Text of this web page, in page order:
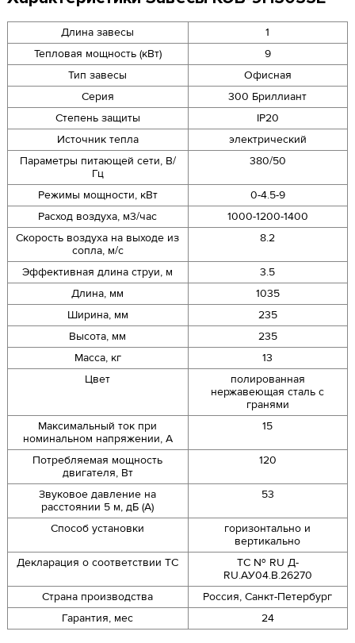
Длина завесы
1
Тепловая мощность (кВт)
9
Тип завесы
Офисная
Серия
300 Бриллиант
Степень защиты
IP20
Источник тепла
электрический
Параметры питающей сети, В/
Гц
380/50
Режимы мощности, кВт
0-4.5-9
Расход воздуха, м3/час
1000-1200-1400
Скорость воздуха на выходе из
сопла, м/с
8.2
Эффективная длина струи, м
3.5
Длина, мм
1035
Ширина, мм
235
Высота, мм
235
Масса, кг
13
Цвет
полированная
нержавеющая сталь с
гранями
Максимальный ток при
номинальном напряжении, A
15
Потребляемая мощность
двигателя, Вт
120
Звуковое давление на
расстоянии 5 м, дБ (A)
53
Способ установки
горизонтально и
вертикально
Декларация о соответствии ТС
ТС № RU Д-
RU.АУ04.B.26270
Страна производства
Россия, Санкт-Петербург
Гарантия, мес
24